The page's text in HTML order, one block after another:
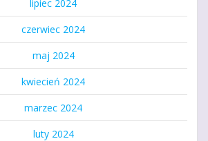
lipiec 2024
czerwiec 2024
maj 2024
kwiecień 2024
marzec 2024
luty 2024